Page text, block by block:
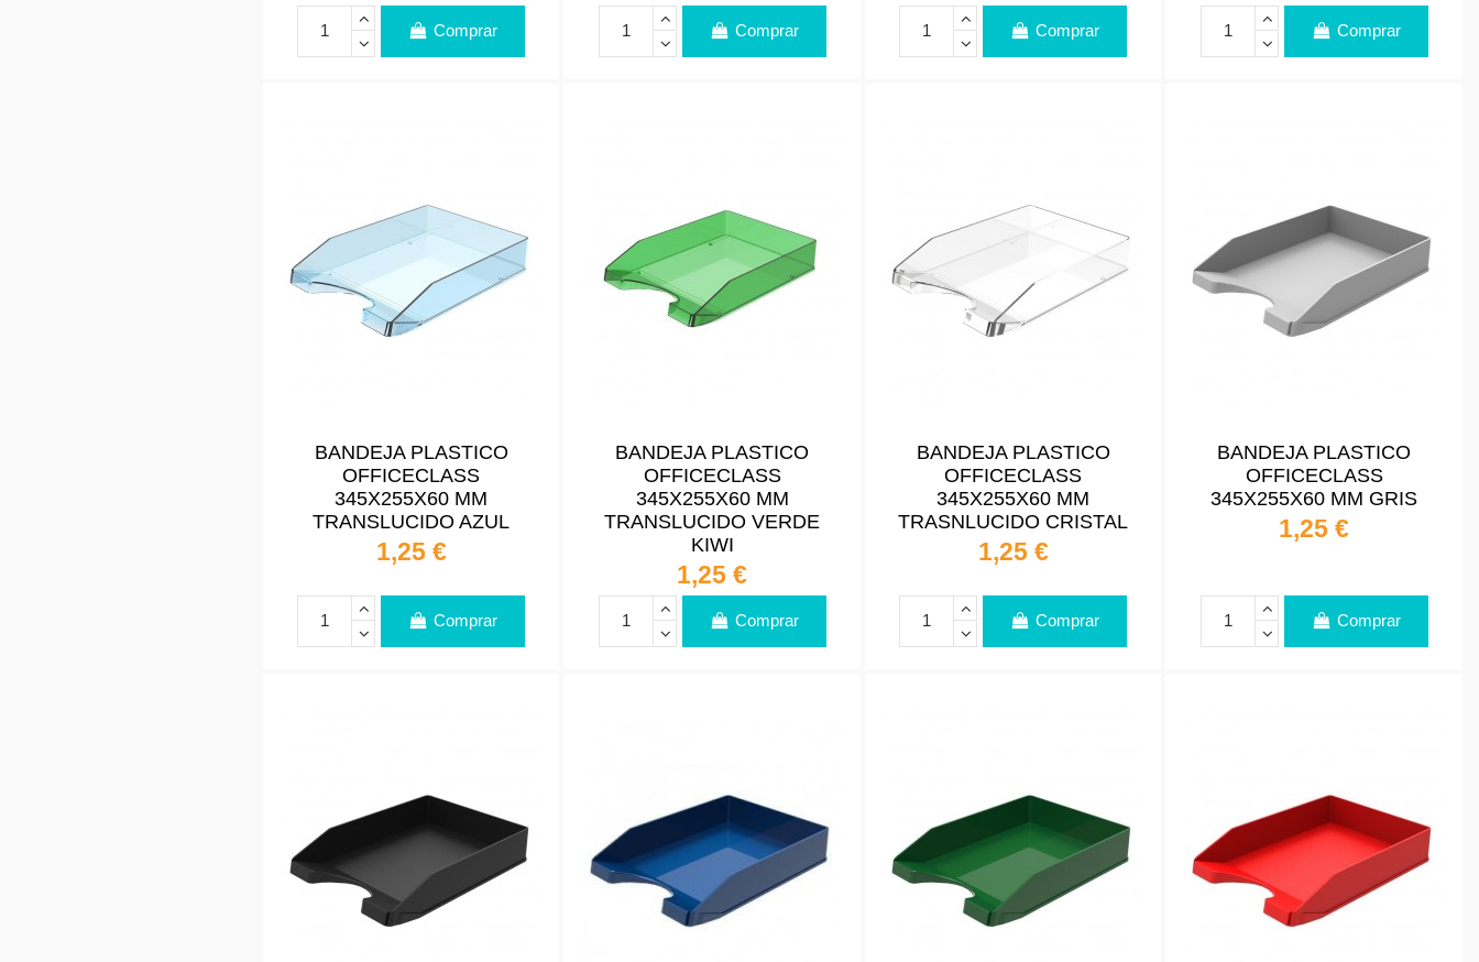
Comprar Comprar Comprar Comprar
BANDEJA PLASTICO
OFFICECLASS
345X255X60 MM
TRANSLUCIDO AZUL
1,25 €
Comprar
BANDEJA PLASTICO
OFFICECLASS
345X255X60 MM
TRANSLUCIDO VERDE
KIWI
1,25 €
Comprar
BANDEJA PLASTICO
OFFICECLASS
345X255X60 MM
TRASNLUCIDO CRISTAL
1,25 €
Comprar
BANDEJA PLASTICO
OFFICECLASS
345X255X60 MM GRIS
1,25 €
Comprar